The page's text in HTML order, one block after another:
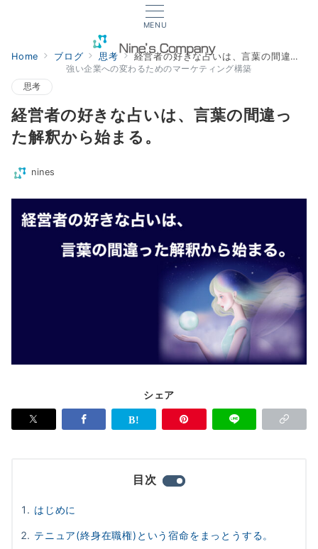
MENU
強い企業への変わるためのマーケティング構築
Home ブログ 思考 経営者の好きな占いは、言葉の間違った解釈から始まる。
思考
経営者の好きな占いは、言葉の間違っ
た解釈から始まる。
nines
シェア
目次
はじめに
テニュア(終身在職権)という宿命をまっとうする。